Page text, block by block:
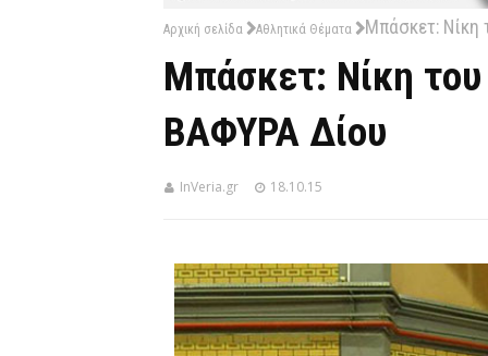
Αρχική σελίδα Αθλητικά Θέματα Μπάσκετ: Νίκη
Μπάσκετ: Νίκη
ΒΑΦΥΡΑ Δίου
InVeria.gr 18.10.15